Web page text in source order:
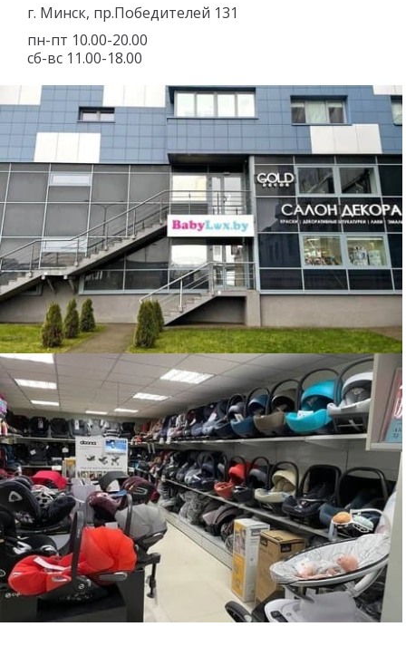
г. Минск, пр.Победителей 131
пн-пт 10.00-20.00
сб-вс 11.00-18.00